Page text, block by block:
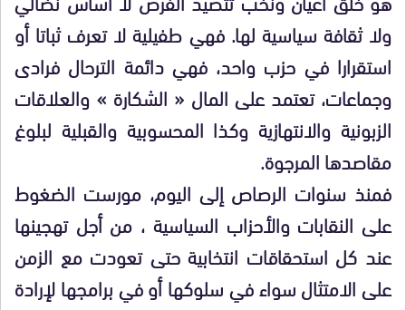
ولا ثقافة سياسية لها. فهي طفيلية لا تعرف ثباتا أو
استقرارا في حزب واحد، فهي دائمة الترحال فرادى
وجماعات، تعتمد على المال « الشكارة » والعلاقات
الزبونية والانتهازية وكذا المحسوبية والقبلية لبلوغ
مقاصدها المرجوة.
فمنذ سنوات الرصاص إلى اليوم، مورست الضغوط
على النقابات والأحزاب السياسية ، من أجل تهجينها
عند كل استحقاقات انتخابية حتى تعودت مع الزمن
على الامتثال سواء في سلوكها أو في برامجها لإرادة